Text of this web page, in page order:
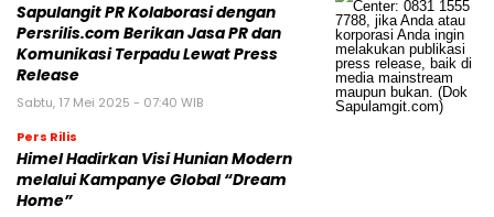
Sapulangit PR Kolaborasi dengan
Persrilis.com Berikan Jasa PR dan
Komunikasi Terpadu Lewat Press
Release
Sabtu, 17 Mei 2025 - 07:40 WIB
Pers Rilis
Himel Hadirkan Visi Hunian Modern
melalui Kampanye Global “Dream
Home”